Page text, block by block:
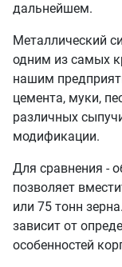
дальнейшем.
Металлический
одним из самых
нашим
цемента, муки,
различных
модификации.
Для сравнения -
позволяет
или 75 тонн
зависит от
особенностей